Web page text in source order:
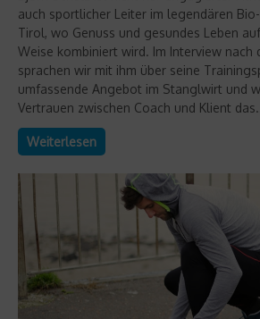
auch sportlicher Leiter im legendären
Tirol, wo Genuss und gesundes Leben
Weise kombiniert wird. Im Interview nach
sprachen wir mit ihm über seine
umfassende Angebot im Stanglwirt und
Vertrauen zwischen Coach und Klient
Weiterlesen